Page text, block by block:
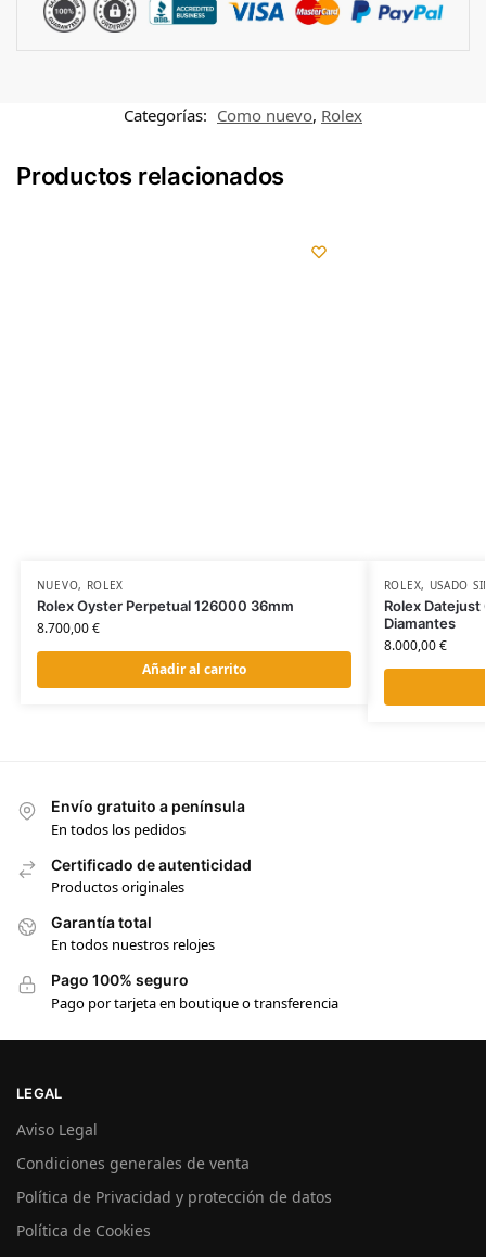
Categorías: Como nuevo, Rolex
Productos relacionados
NUEVO, ROLEX
Rolex Oyster Perpetual 126000 36mm
8.700,00€
Añadir al carrito
ROLEX, USADO
Rolex
Diamantes
8.000,00€
Envío gratuito a península
En todos los pedidos
Certificado de autenticidad
Productos originales
Garantía total
En todos nuestros relojes
Pago 100% seguro
Pago por tarjeta en boutique o transferencia
LEGAL
Aviso Legal
Condiciones generales de venta
Política de Privacidad y protección de datos
Política de Cookies